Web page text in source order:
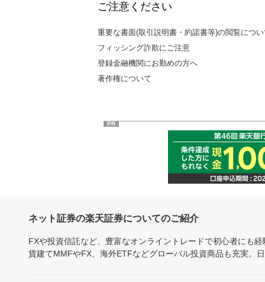
ご注意ください
重要な書面(取引説明書・約諾書等)の閲覧につ
フィッシング詐欺にご注意
登録金融機関にお勤めの方へ
著作権について
PR
ネット証券の楽天証券についてのご紹介
FXや投資信託など、豊富なオンライントレードで初心者にも
貨建てMMFやFX、海外ETFなどグローバル投資商品も充実。